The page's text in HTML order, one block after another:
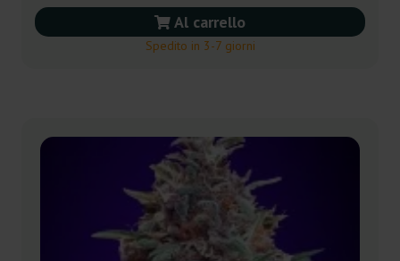
Al carrello
Spedito in 3-7 giorni